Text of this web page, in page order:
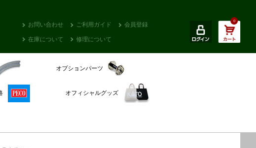
お問い合わせ ご利用ガイド 会員登録
在庫について 修理について
0
オプションパーツ
オフィシャルグッズ